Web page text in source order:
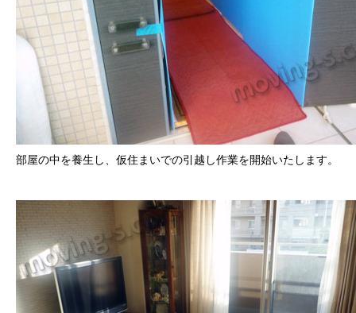
部屋の中を養生し、仮住まいでの引越し作業を開始いたします。